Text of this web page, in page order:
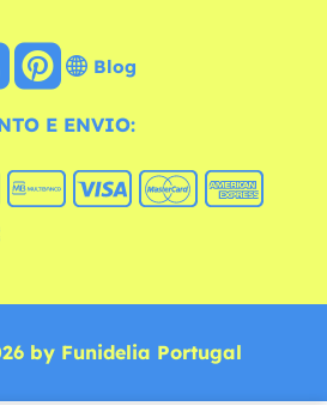
Blog
E ENVIO:
by Funidelia Portugal